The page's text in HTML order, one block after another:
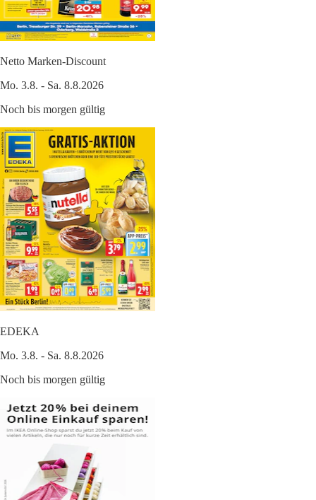
Netto Marken-Discount
Mo. 3.8. - Sa. 8.8.2026
Noch bis morgen gültig
EDEKA
Mo. 3.8. - Sa. 8.8.2026
Noch bis morgen gültig